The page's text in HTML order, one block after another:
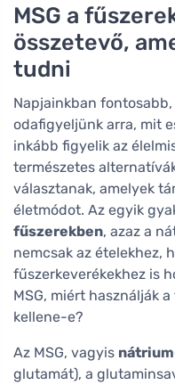
MSG a
összetevő,
tudni
Napjainkban
odafigyeljünk arra, mit
inkább figyelik az
természetes
választanak, amelyek
életmódot. Az egyik
fűszerekben, azaz a
nemcsak az ételekhez,
fűszerkeverékekhez is
MSG, miért használják
kellene-e?
Az MSG, vagyis
glutamát), a